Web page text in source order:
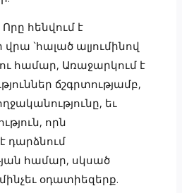
հենվում է
վրա `հալած ալյումինով
համար, Առաջարկում է
ճշգրտությամբ,
եւ
որն
դարձնում
համար, սկսած
օդատիեզերք.